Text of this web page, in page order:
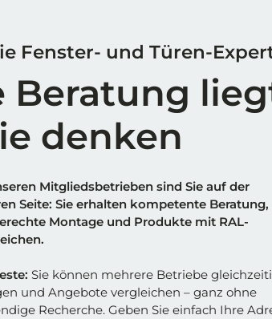
Fenster- und Türen-
Beratung
denken
Mitgliedsbetrieben sind Sie auf der
Seite: Sie erhalten kompetente Beratung,
Montage und Produkte mit RAL-
Sie können mehrere Betriebe
und Angebote vergleichen – ganz ohne
Recherche. Geben Sie einfach Ihre